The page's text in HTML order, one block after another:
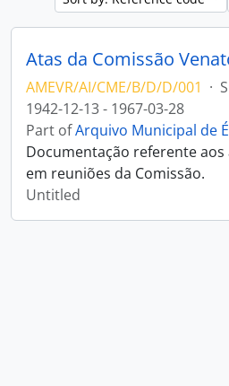
AMEVR/AI/CME/B/D/D/001 ·
1942-12-13 - 1967-03-28
Part ofArquivo Municipal de
Documentação referente
em reuniões da Comissão.
Untitled